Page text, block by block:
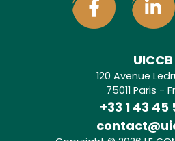
UICCB
120 Avenue
75011 Paris -
+33 1 43 45